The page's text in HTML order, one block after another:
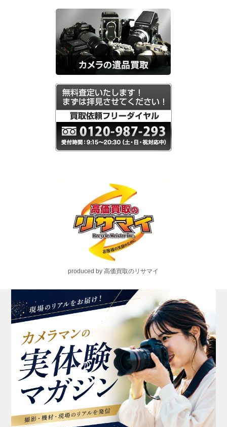
produced by 高価買取のリサマイ